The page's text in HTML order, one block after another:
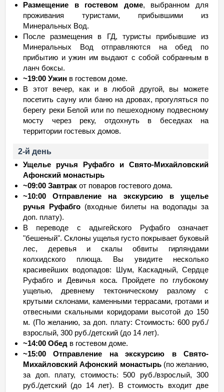
Размещение в гостевом доме, выбранном для
проживания туристами, прибывшими из
Минеральных Вод.
После размещения в ГД, туристы прибывшие из
Минеральных Вод отправляются на обед по
прибытию и ужин им выдают с собой собранным в
ланч боксы.
~19:00 Ужин в гостевом доме.
В этот вечер, как и в любой другой, вы можете
посетить сауну или баню на дровах, прогуляться по
берегу реки Белой или по пешеходному подвесному
мосту через реку, отдохнуть в беседках на
территории гостевых домов.
2-й день
Ущелье ручья Руфабго и Свято-Михайловский
Афонский монастырь
~09:00 Завтрак от поваров гостевого дома.
~10:00 Отправление на экскурсию в ущелье
ручья Руфабго (входные билеты на водопады за
доп. плату).
В переводе с адыгейского Руфабго означает
"бешеный". Склоны ущелья густо покрывает буковый
лес, деревья и скалы обвиты гирляндами
колхидского плюща. Вы увидите несколько
красивейших водопадов: Шум, Каскадный, Сердце
Руфабго и Девичья коса. Пройдете по глубокому
ущелью, древнему тектоническому разлому с
крутыми склонами, каменными террасами, гротами и
отвесными скальными коридорами высотой до 150
м. (По желанию, за доп. плату: Стоимость: 600 руб./
взрослый, 300 руб./детский (до 14 лет).
~14:00 Обед в гостевом доме.
~15:00 Отправление на экскурсию в Свято-
Михайловский Афонский монастырь(по желанию,
за доп. плату, стоимость: 500 руб./взрослый, 300
руб./детский (до 14 лет). В стоимость входит две